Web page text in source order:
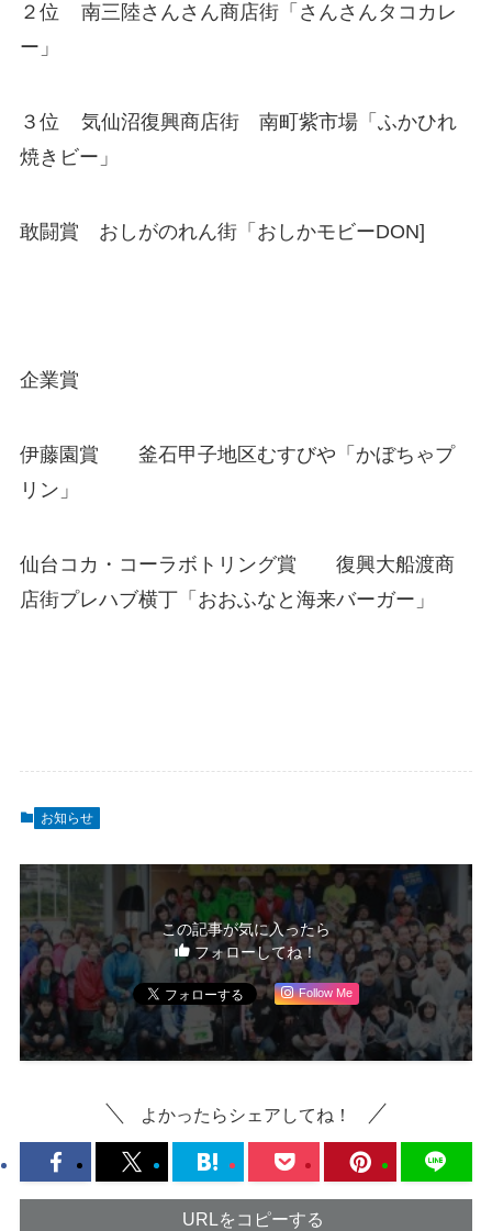
２位 南三陸さんさん商店街「さんさんタコカレ
ー」
３位 気仙沼復興商店街 南町紫市場「ふかひれ
焼きビー」
敢闘賞 おしがのれん街「おしかモビーDON]
企業賞
伊藤園賞 釜石甲子地区むすびや「かぼちゃプ
リン」
仙台コカ・コーラボトリング賞 復興大船渡商
店街プレハブ横丁「 おおふなと海来バーガー」
お知らせ
この記事が気に入ったら
フォローしてね！
Follow Me
よかったらシェアしてね！
URLをコピーする